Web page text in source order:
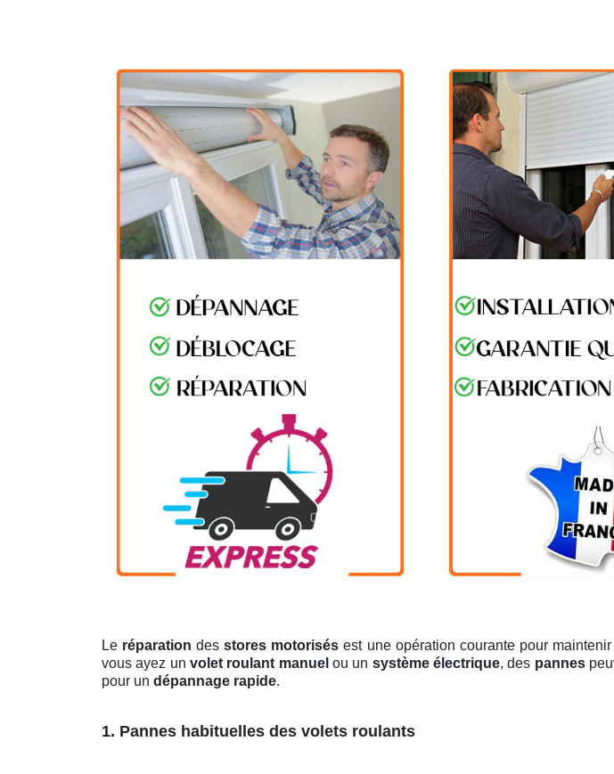
Le réparation desstores motorisés est une opération courante pour
vous ayez un volet roulant manuel ou un système électrique, des pannes
pour un dépannage rapide.
1. Pannes habituelles des volets roulants